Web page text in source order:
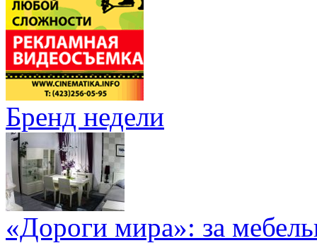
Бренд недели
«Дороги мира»: за